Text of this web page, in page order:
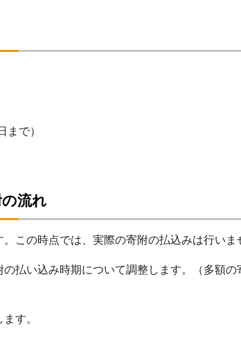
で）
流れ
この時点では、実際の寄附の払込みは行いま
払い込み時期について調整します。（多額
す。